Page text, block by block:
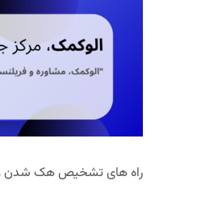
راه های تشخیص هک شدن